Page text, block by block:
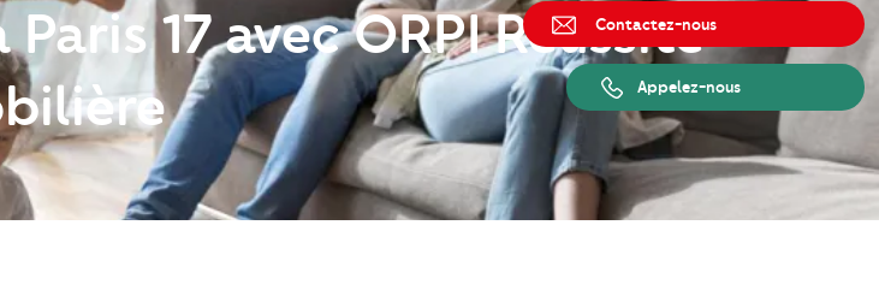
17 avec ORPI Réussite
Contactez-nous
Appelez-nous